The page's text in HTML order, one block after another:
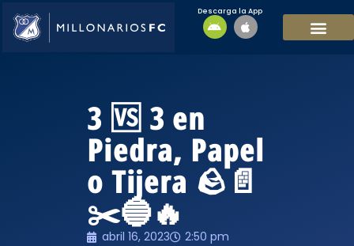
Descarga la App
3 🆚 3 en
Piedra, Papel
o Tijera 🪨📄
✂️🔵🔥
abril 16, 2023 2:50 pm